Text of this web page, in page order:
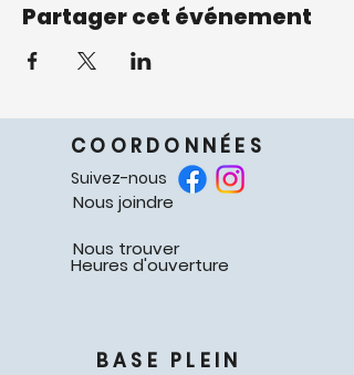
Partager cet événement
COORDONNÉES
Suivez-nous
Nous joindre
Nous trouver
Heures d'ouverture
BASE PLEIN